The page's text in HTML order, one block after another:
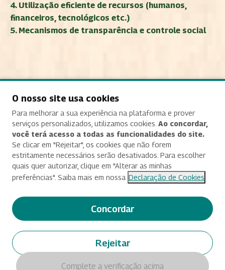
4. Utilização eficiente de recursos (humanos,
financeiros, tecnológicos etc.)
5. Mecanismos de transparência e controle social
Verificação de Segurança
Para acessar o sistema de votação, confirme que você
não é um robô:
Complete a verificação acima
O nosso site usa cookies
Para melhorar a sua experiência na plataforma e prover
serviços personalizados, utilizamos cookies. Ao concordar,
você terá acesso a todas as funcionalidades do site.
Se clicar em "Rejeitar", os cookies que não forem
estritamente necessários serão desativados. Para escolher
quais quer autorizar, clique em "Alterar as minhas
preferências". Saiba mais em nossa Declaração de Cookies
Concordar
Rejeitar